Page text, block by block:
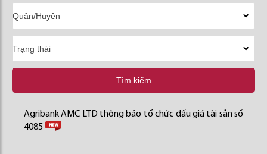
Tìm kiếm
Agribank AMC LTD thông báo tổ chức đấu giá tài sản số
4085